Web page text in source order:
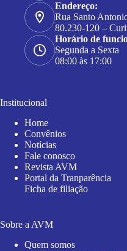
Endereço:
Rua Santo
80.230-120 –
Horário de
Segunda a Sexta
08:00 às 17:00
Institucional
Home
Convênios
Notícias
Fale conosco
Revista AVM
Portal da Tranparência
Ficha de filiação
Sobre a AVM
Quem somos